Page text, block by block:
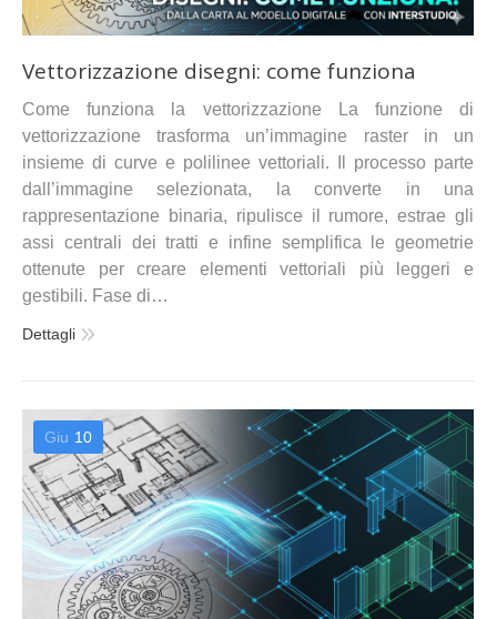
Vettorizzazione disegni: come funziona
Come funziona la vettorizzazione La funzione di
vettorizzazione trasforma un’immagine raster in un
insieme di curve e polilinee vettoriali. Il processo parte
dall’immagine selezionata, la converte in una
rappresentazione binaria, ripulisce il rumore, estrae gli
assi centrali dei tratti e infine semplifica le geometrie
ottenute per creare elementi vettoriali più leggeri e
gestibili. Fase di…
Dettagli
Giu 10